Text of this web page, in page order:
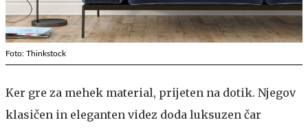
Foto: Thinkstock
Ker gre za mehek material, prijeten na dotik. Njegov
klasičen in eleganten videz doda luksuzen čar